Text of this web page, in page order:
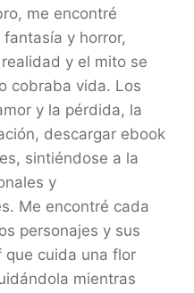
me encontré
y horror,
y el mito se
cobraba vida. Los
y la pérdida, la
descargar ebook
sintiéndose a la
y
Me encontré cada
personajes y sus
que cuida una flor
mientras